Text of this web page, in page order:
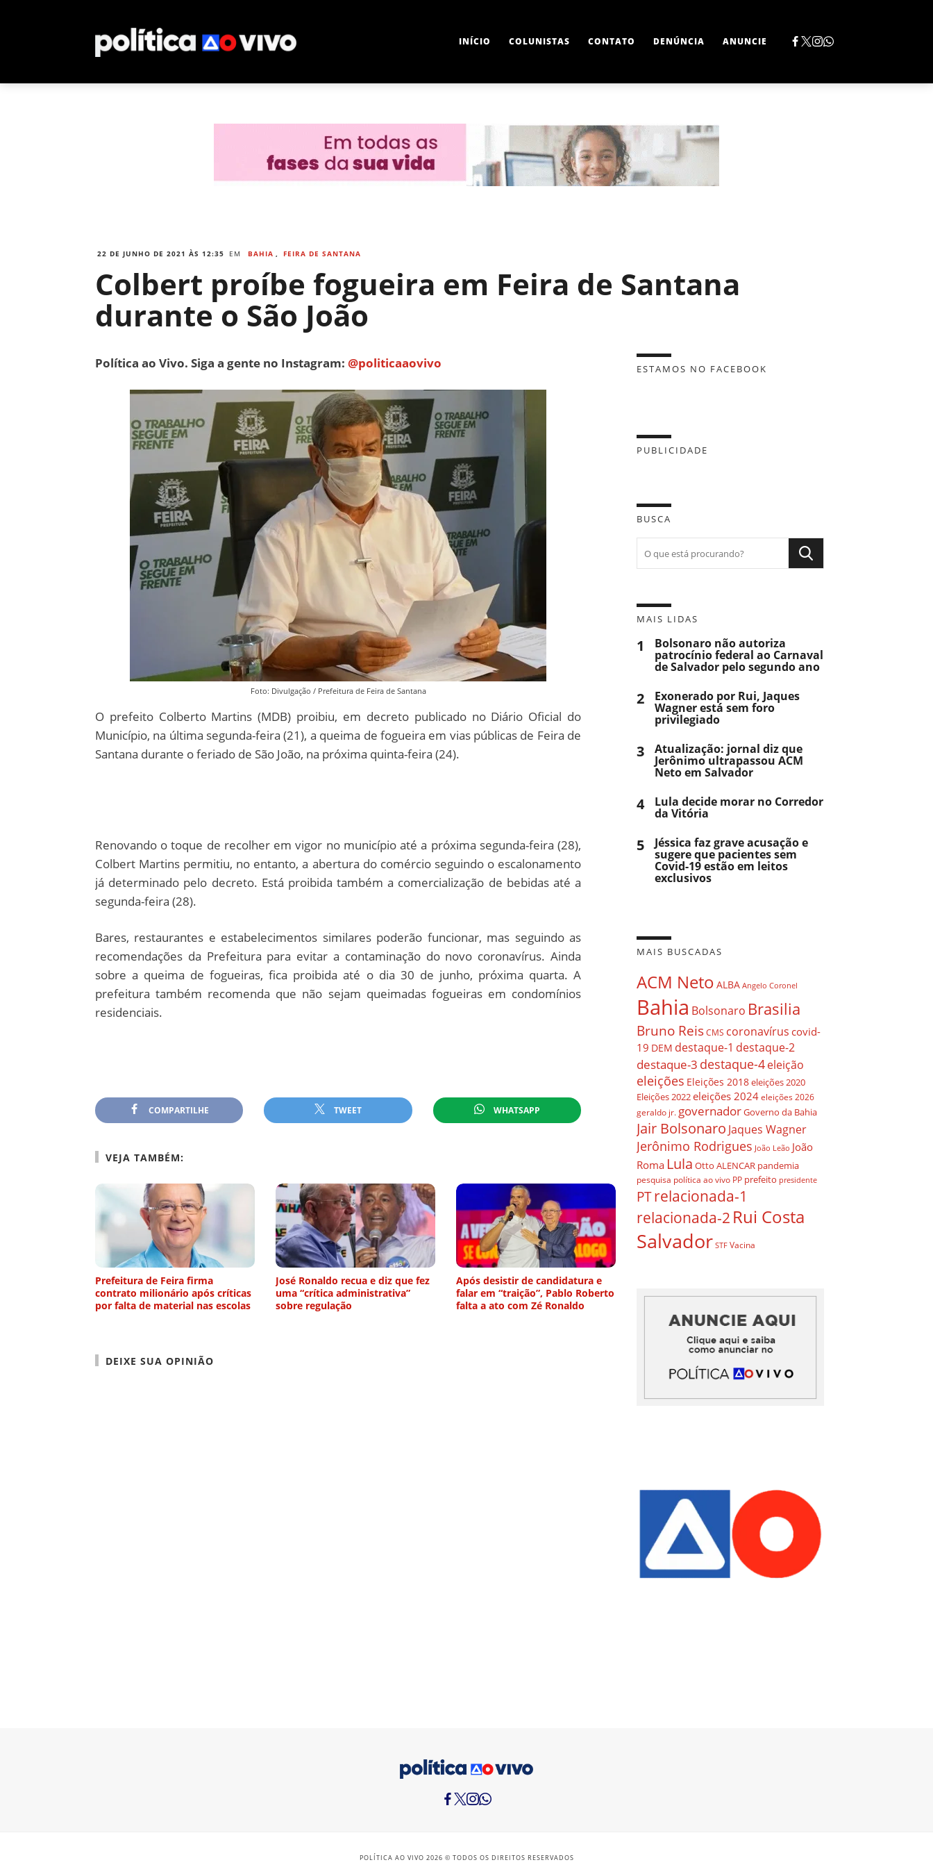
INÍCIO COLUNISTAS CONTATO DENÚNCIA ANUNCIE
22 DE JUNHO DE 2021 ÀS 12:35 EM BAHIA , FEIRA DE SANTANA
Colbert proíbe fogueira em Feira de Santana
durante o São João
Política ao Vivo. Siga a gente no Instagram: @politicaaovivo
Foto: Divulgação / Prefeitura de Feira de Santana
O prefeito Colberto Martins (MDB) proibiu, em decreto publicado no Diário Oficial do
Município, na última segunda-feira (21), a queima de fogueira em vias públicas de Feira de
Santana durante o feriado de São João, na próxima quinta-feira (24).
Renovando o toque de recolher em vigor no município até a próxima segunda-feira (28),
Colbert Martins permitiu, no entanto, a abertura do comércio seguindo o escalonamento
já determinado pelo decreto. Está proibida também a comercialização de bebidas até a
segunda-feira (28).
Bares, restaurantes e estabelecimentos similares poderão funcionar, mas seguindo as
recomendações da Prefeitura para evitar a contaminação do novo coronavírus. Ainda
sobre a queima de fogueiras, fica proibida até o dia 30 de junho, próxima quarta. A
prefeitura também recomenda que não sejam queimadas fogueiras em condomínios
residenciais.
COMPARTILHE TWEET WHATSAPP
VEJA TAMBÉM:
Prefeitura de Feira firma
contrato milionário após críticas
por falta de material nas escolas
José Ronaldo recua e diz que fez
uma “crítica administrativa”
sobre regulação
Após desistir de candidatura e
falar em “traição”, Pablo Roberto
falta a ato com Zé Ronaldo
DEIXE SUA OPINIÃO
ESTAMOS NO FACEBOOK
PUBLICIDADE
BUSCA
MAIS LIDAS
1 Bolsonaro não autoriza
patrocínio federal ao Carnaval
de Salvador pelo segundo ano
2 Exonerado por Rui, Jaques
Wagner está sem foro
privilegiado
3 Atualização: jornal diz que
Jerônimo ultrapassou ACM
Neto em Salvador
4 Lula decide morar no Corredor
da Vitória
5 Jéssica faz grave acusação e
sugere que pacientes sem
Covid-19 estão em leitos
exclusivos
MAIS BUSCADAS
ACM Neto ALBA Angelo Coronel
Bahia Bolsonaro Brasilia
Bruno ReisCMS coronavírus covid-
19 DEM destaque-1 destaque-2
destaque-3 destaque-4eleição
eleições Eleições 2018eleições 2020
Eleições 2022eleições 2024 eleições 2026
geraldo jr. governadorGoverno da Bahia
Jair Bolsonaro Jaques Wagner
Jerônimo Rodrigues João Leão João
Roma Lula Otto ALENCAR pandemia
pesquisa política ao vivo PP prefeito presidente
PTrelacionada-1
relacionada-2 Rui Costa
Salvador STF Vacina
POLÍTICA AO VIVO 2026 © TODOS OS DIREITOS RESERVADOS